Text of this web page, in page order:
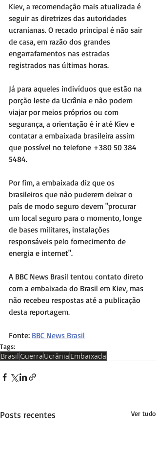
Kiev, a recomendação mais atualizada é
seguir as diretrizes das autoridades
ucranianas. O recado principal é não sair
de casa, em razão dos grandes
engarrafamentos nas estradas
registrados nas últimas horas.
Já para aqueles indivíduos que estão na
porção leste da Ucrânia e não podem
viajar por meios próprios ou com
segurança, a orientação é ir até Kiev e
contatar a embaixada brasileira assim
que possível no telefone +380 50 384
5484.
Por fim, a embaixada diz que os
brasileiros que não puderem deixar o
país de modo seguro devem "procurar
um local seguro para o momento, longe
de bases militares, instalações
responsáveis pelo fornecimento de
energia e internet".
A BBC News Brasil tentou contato direto
com a embaixada do Brasil em Kiev, mas
não recebeu respostas até a publicação
desta reportagem.
Fonte: BBC News Brasil
Tags:
Brasil Guerra Ucrânia Embaixada
Posts recentes Ver tudo